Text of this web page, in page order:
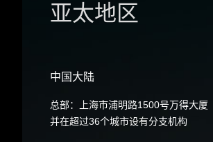
亚太地区
中国大陆
总部：上海市浦明路1500号万得大厦
并在超过36个城市设有分支机构